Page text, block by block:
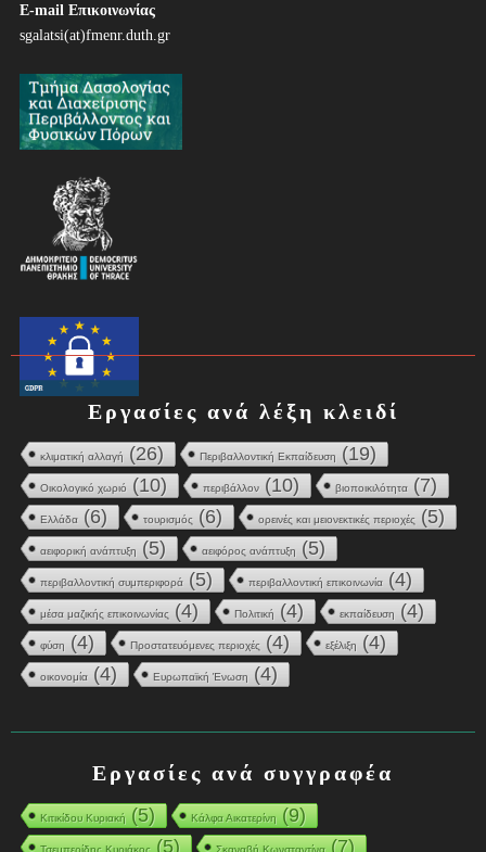
σ
ά
ρ
ν
E-mail Επικοινωνίας
sgalatsi(at)fmenr.duth.gr
Εργασίες ανά λέξη κλειδί
κλιματική αλλαγή (26) Περιβαλλοντική Εκπαίδευση (19)
Οικολογικό χωριό (10) περιβάλλον (10) βιοποικιλότητα (7)
Ελλάδα (6) τουρισμός (6) ορεινές και μειονεκτικές περιοχές (5)
αειφορική ανάπτυξη (5) αειφόρος ανάπτυξη (5)
περιβαλλοντική συμπεριφορά (5) περιβαλλοντική επικοινωνία (4)
μέσα μαζικής επικοινωνίας (4) Πολιτική (4) εκπαίδευση (4)
φύση (4) Προστατευόμενες περιοχές (4) εξέλιξη (4)
οικονομία (4) Ευρωπαϊκή Ένωση (4)
Εργασίες ανά συγγραφέα
Κιτικίδου Κυριακή(5) Κάλφα Αικατερίνη(9)
Τσεμπερίδης Κυριάκος(5) Σκαναβή Κωνσταντίνα(7)